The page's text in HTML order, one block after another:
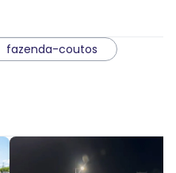
fazenda-coutos